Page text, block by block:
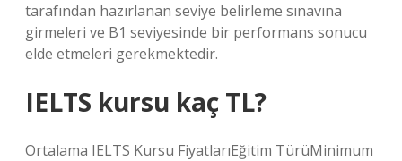
tarafından hazırlanan seviye belirleme sınavına
girmeleri ve B1 seviyesinde bir performans sonucu
elde etmeleri gerekmektedir.
IELTS kursu kaç TL?
Ortalama IELTS Kursu FiyatlarıEğitim TürüMinimum